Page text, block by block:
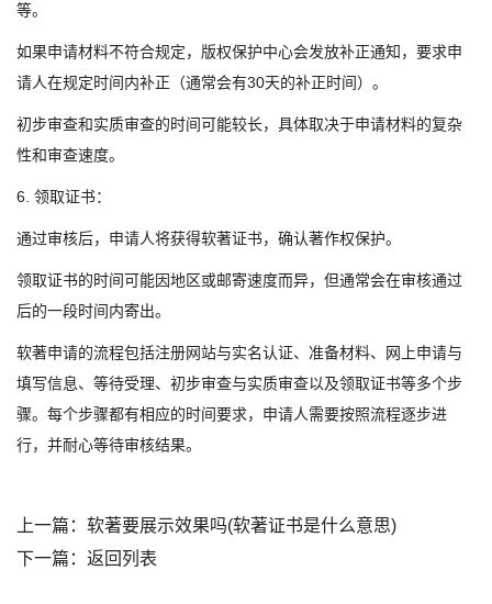
等。
如果申请材料不符合规定，版权保护中心会发放补正通知，要求申
请人在规定时间内补正（通常会有30天的补正时间）。
初步审查和实质审查的时间可能较长，具体取决于申请材料的复杂
性和审查速度。
6. 领取证书：
通过审核后，申请人将获得软著证书，确认著作权保护。
领取证书的时间可能因地区或邮寄速度而异，但通常会在审核通过
后的一段时间内寄出。
软著申请的流程包括注册网站与实名认证、准备材料、网上申请与
填写信息、等待受理、初步审查与实质审查以及领取证书等多个步
骤。每个步骤都有相应的时间要求，申请人需要按照流程逐步进
行，并耐心等待审核结果。
上一篇： 软著要展示效果吗(软著证书是什么意思)
下一篇： 返回列表